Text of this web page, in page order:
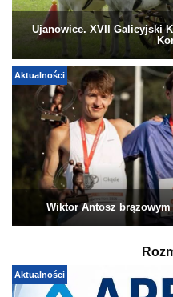
Ujanowice. XVII Galicyjski
Aktualności
Wiktor Antosz
Aktualności